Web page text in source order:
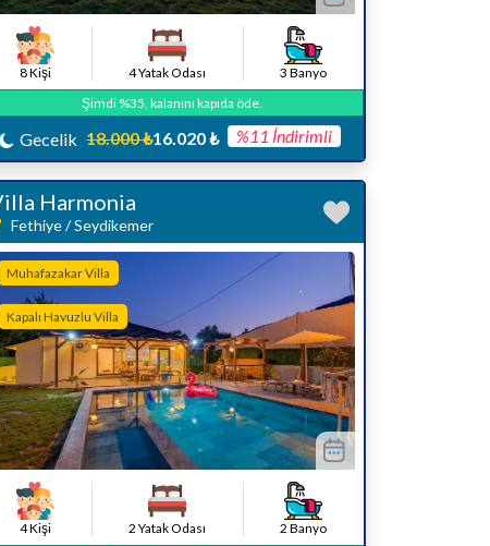
8 Kişi 4 Yatak Odası
3 Banyo
Şimdi %35, kalanını kapıda öde.
Gecelik 18.000 ₺16.020 ₺ %11 İndirimli
Harmonia
Fethiye / Seydikemer
Muhafazakar Villa
Kapalı Havuzlu Villa
4 Kişi 2 Yatak Odası
2 Banyo